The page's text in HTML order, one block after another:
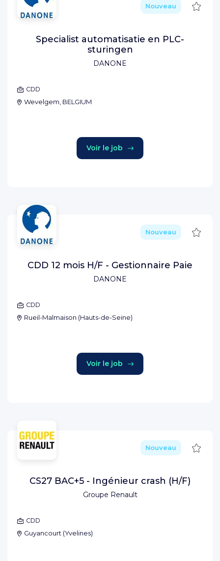
DANONE
Nouveau
Specialist automatisatie en PLC-
sturingen
CDD
Wevelgem, BELGIUM
Voir le job
DANONE
Nouveau
CDD 12 mois H/F - Gestionnaire Paie
CDD
Rueil-Malmaison (Hauts-de-Seine)
Voir le job
Groupe Renault
Nouveau
CS27 BAC+5 - Ingénieur crash (H/F)
CDD
Guyancourt (Yvelines)